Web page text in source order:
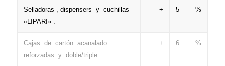
Selladoras , dispensers y cuchillas
«LIPARI» .
+ 5 %
Cajas de cartón acanalado
reforzadas y doble/triple .
+ 6 %